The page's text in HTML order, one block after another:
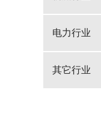
电力行业
其它行业